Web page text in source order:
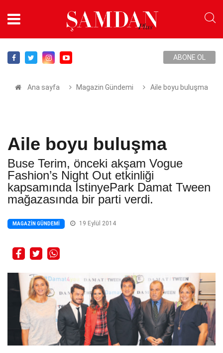
ABONE OL
Ana sayfa Magazin Gündemi Aile boyu buluşma
Aile boyu buluşma
Buse Terim, önceki akşam Vogue
Fashion’s Night Out etkinliği
kapsamında İstinyePark Damat Tween
mağazasında bir parti verdi.
MAGAZIN GÜNDEMI 19 Eylül 2014